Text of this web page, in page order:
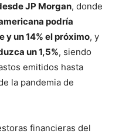
JP Morgan, donde
podría
y un 14% el próximo, y
un 1,5%, siendo
emitidos hasta
la pandemia de
financieras del